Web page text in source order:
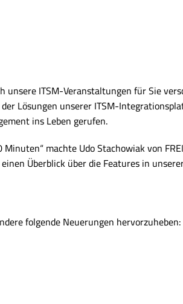
ITSM-Veranstaltungen für Sie
Lösungen unserer ITSM-
ins Leben gerufen.
machte Udo Stachowiak von
Überblick über die Features in
folgende Neuerungen hervorzuheben: